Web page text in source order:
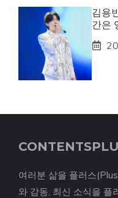
김용
간은
여러분 삶을 플러스
와 감동, 최신 소식을 플